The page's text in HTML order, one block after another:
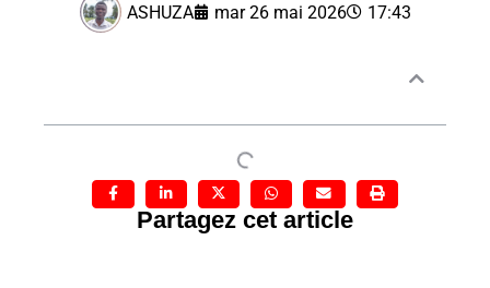
ASHUZA mar 26 mai 2026 17:43
Partagez cet article